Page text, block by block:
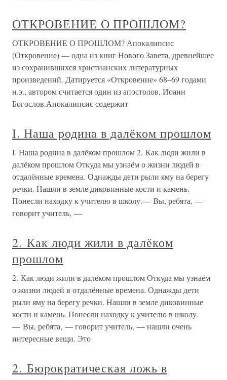
ОТКРОВЕНИЕ О ПРОШЛОМ?
ОТКРОВЕНИЕ О ПРОШЛОМ? Апокалипсис
(Откровение) — одна из книг Нового Завета, древнейшее
из сохранившихся христианских литературных
произведений. Датируется «Откровение» 68–69 годами
н.э., автором считается один из апостолов, Иоанн
Богослов.Апокалипсис содержит
I. Наша родина в далёком прошлом
I. Наша родина в далёком прошлом 2. Как люди жили в
далёком прошлом Откуда мы узнаём о жизни людей в
отдалённые времена. Однажды дети рыли яму на берегу
речки. Нашли в земле диковинные кости и камень.
Понесли находку к учителю в школу.— Вы, ребята, —
говорит учитель, —
2. Как люди жили в далёком
прошлом
2. Как люди жили в далёком прошлом Откуда мы узнаём
о жизни людей в отдалённые времена. Однажды дети
рыли яму на берегу речки. Нашли в земле диковинные
кости и камень. Понесли находку к учителю в школу.
— Вы, ребята, — говорит учитель, — нашли очень
интересные вещи. Это
2. Бюрократическая ложь в